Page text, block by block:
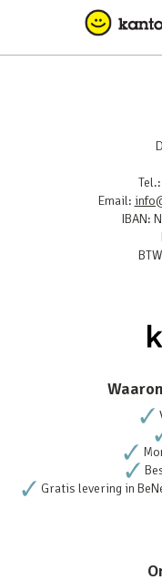
Tel.:
Email:
IBAN:
Gratis levering in